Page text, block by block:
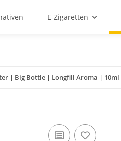
E-Zigaretten
| Big Bottle | Longfill Aroma | 10ml